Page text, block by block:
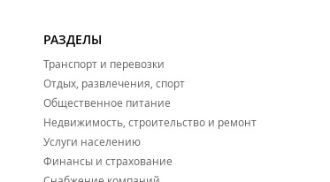
РАЗДЕЛЫ
Транспорт и перевозки
Отдых, развлечения, спорт
Общественное питание
Недвижимость, строительство и ремонт
Услуги населению
Финансы и страхование